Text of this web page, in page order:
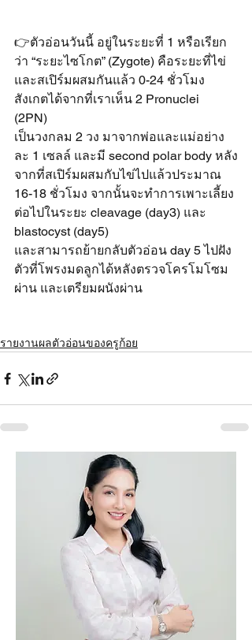
👉ตัวอ่อนวันนี้ อยู่ในระยะที่ 1 หรือเรียก
ว่า “ระยะไซโกต” (Zygote) คือระยะที่ไข่
และสเปิร์มผสมกันแล้ว 0-24 ชั่วโมง
สังเกตได้จากที่เราเห็น 2 Pronuclei
(2PN)
เป็นวงกลม 2 วง มาจากพ่อและแม่อย่าง
ละ 1 เซลล์ และมี second polar body หลัง
จากที่สเปิร์มผสมกับไข่ไปแล้วประมาณ
16-18 ชั่วโมง จากนั้นจะทำการเพาะเลี้ยง
ต่อไปในระยะ cleavage (day3) และ
blastocyst (day5)
และสามารถย้ายกลับตัวอ่อน day 5 ไปฝัง
ตัวที่โพรงมดลูกได้หลังตรวจโครโมโซม
ผ่าน และเตรียมผนังผ่าน
รายงานผลตัวอ่อนของครูก้อย